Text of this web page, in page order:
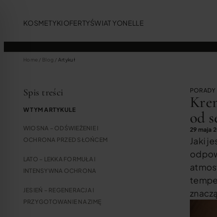
KOSMETYKI OFERTYŚWIAT YONELLE
Home / Blog / Artykuł
Spis treści
W TYM ARTYKULE
WIOSNA – ODŚWIEŻENIE I
OCHRONA PRZED SŁOŃCEM
LATO – LEKKA FORMUŁA I
INTENSYWNA OCHRONA
JESIEŃ – REGENERACJA I
PRZYGOTOWANIE NA ZIMĘ
PORADY
od
29 maja
Jaki
osób z zaburzeniami wzroku